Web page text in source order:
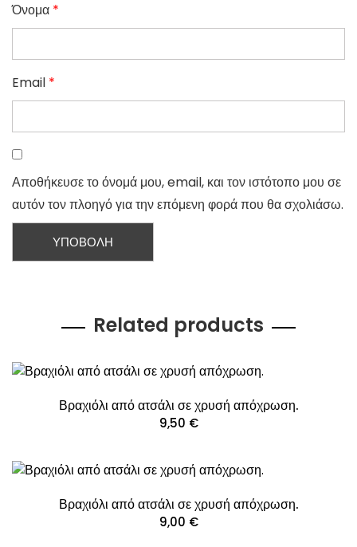
Όνομα *
Email *
Αποθήκευσε το όνομά μου, email, και τον ιστότοπο μου σε
αυτόν τον πλοηγό για την επόμενη φορά που θα σχολιάσω.
Related products
Βραχιόλι από ατσάλι σε χρυσή απόχρωση.
9,50 €
Βραχιόλι από ατσάλι σε χρυσή απόχρωση.
9,00 €